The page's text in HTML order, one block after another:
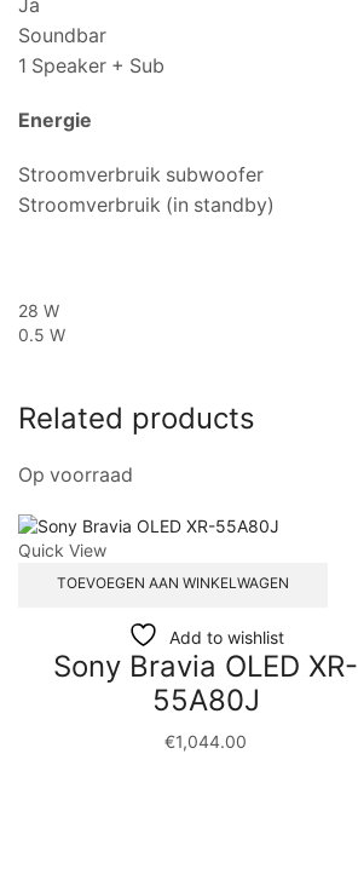
Ja
Soundbar
1 Speaker + Sub
Energie
Stroomverbruik subwoofer
Stroomverbruik (in standby)
28 W
0.5 W
Related products
Op voorraad
Quick View
TOEVOEGEN AAN WINKELWAGEN
Add to wishlist
Sony Bravia OLED XR-
55A80J
€1,044.00